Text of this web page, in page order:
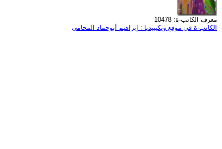
معرف الكاتب-ة: 10478
الكاتب-ة في موقع ويكيبيديا : إبراهيم أبوحماد المحامي